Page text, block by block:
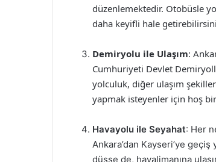
düzenlemektedir. Otobüsle
daha keyifli hale
Demiryolu ile Ulaşım:
Cumhuriyeti Devlet
yolculuk, diğer ulaşım
yapmak isteyenler için hoş
Havayolu ile Seyahat: Her
Ankara’dan Kayseri’ye
düşse de, havalimanına